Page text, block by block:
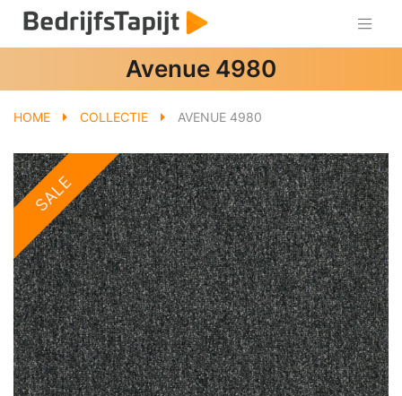
Avenue 4980
HOME COLLECTIE AVENUE 4980
SALE